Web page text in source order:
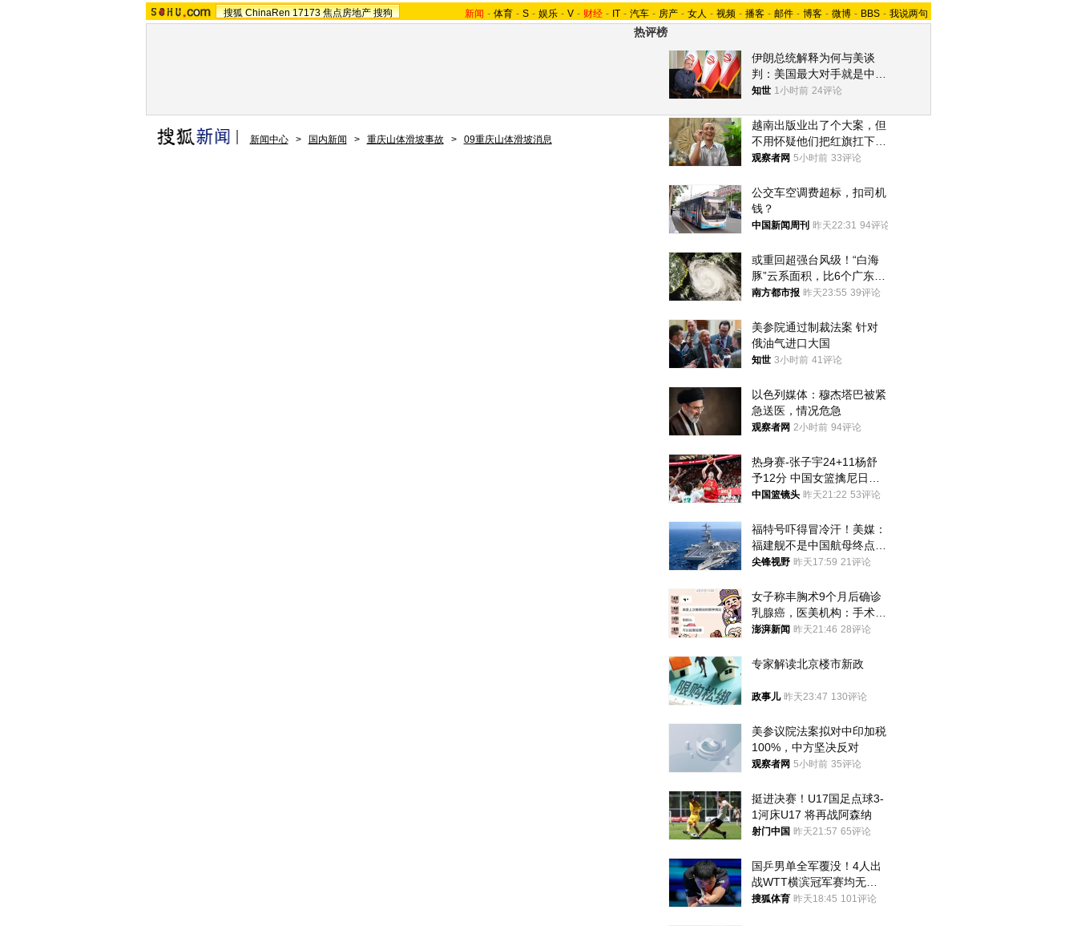
搜狐 ChinaRen 17173 焦点房地产 搜狗 新闻 - 体育 - S - 娱乐 - V - 财经 - IT - 汽车 - 房产 - 女人 - 视频 - 播客 - 邮件 - 博客 - 微博 - BBS - 我说两句
热评榜
伊朗总统解释为何与美谈
判：美国最大对手就是中
国，但他们也在对话
知世 1小时前 24评论
越南出版业出了个大案，但
不用怀疑他们把红旗扛下去
的决心
观察者网 5小时前 33评论
公交车空调费超标，扣司机
钱？
中国新闻周刊 昨天22:31 94评论
或重回超强台风级！“白海
豚”云系面积，比6个广东还
大！深圳官方：注意这件事
南方都市报 昨天23:55 39评论
美参院通过制裁法案 针对
俄油气进口大国
知世 3小时前 41评论
以色列媒体：穆杰塔巴被紧
急送医，情况危急
观察者网 2小时前 94评论
热身赛-张子宇24+11杨舒
予12分 中国女篮擒尼日利
亚
中国篮镜头 昨天21:22 53评论
福特号吓得冒冷汗！美媒：
福建舰不是中国航母终点，
而是新起点！
尖锋视野 昨天17:59 21评论
女子称丰胸术9个月后确诊
乳腺癌，医美机构：手术不
可能引发癌症，建议走司法
澎湃新闻 昨天21:46 28评论
专家解读北京楼市新政
政事儿 昨天23:47 130评论
美参议院法案拟对中印加税
100%，中方坚决反对
观察者网 5小时前 35评论
挺进决赛！U17国足点球3-
1河床U17 将再战阿森纳
射门中国 昨天21:57 65评论
国乒男单全军覆没！4人出
战WTT横滨冠军赛均无缘
八强
搜狐体育 昨天18:45 101评论
新闻中心 > 国内新闻 > 重庆山体滑坡事故 > 09重庆山体滑坡消息